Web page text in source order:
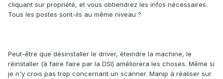
cliquant sur propriété, et vous obtiendrez les infos nécessaires.
Tous les postes sont-ils au même niveau ?
Peut-être que désinstaller le driver, éteindre la machine, le
réinstaller (à faire faire par la DSI) améliorera les choses. Même si
je n'y crois pas trop concernant un scanner. Manip à réaliser sur